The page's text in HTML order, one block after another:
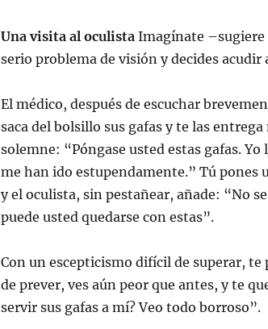
Una visita al oculistaImagínate –sugiere
serio problema de visión y decides acudir
El médico, después de escuchar
saca del bolsillo sus gafas y te las
solemne: “Póngase usted estas gafas.
me han ido estupendamente.” Tú pones
y el oculista, sin pestañear, añade: “No
puede usted quedarse con estas”.
Con un escepticismo difícil de superar, te
de prever, ves aún peor que antes, y te
servir sus gafas a mí? Veo todo borroso”.